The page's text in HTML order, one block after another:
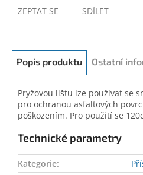
ZEPTAT SE SDÍLET
Popis produktu Ostatní
Pryžovou lištu lze používat se
pro ochranou asfaltových
poškozením. Pro použití se
Technické parametry
Kategorie: